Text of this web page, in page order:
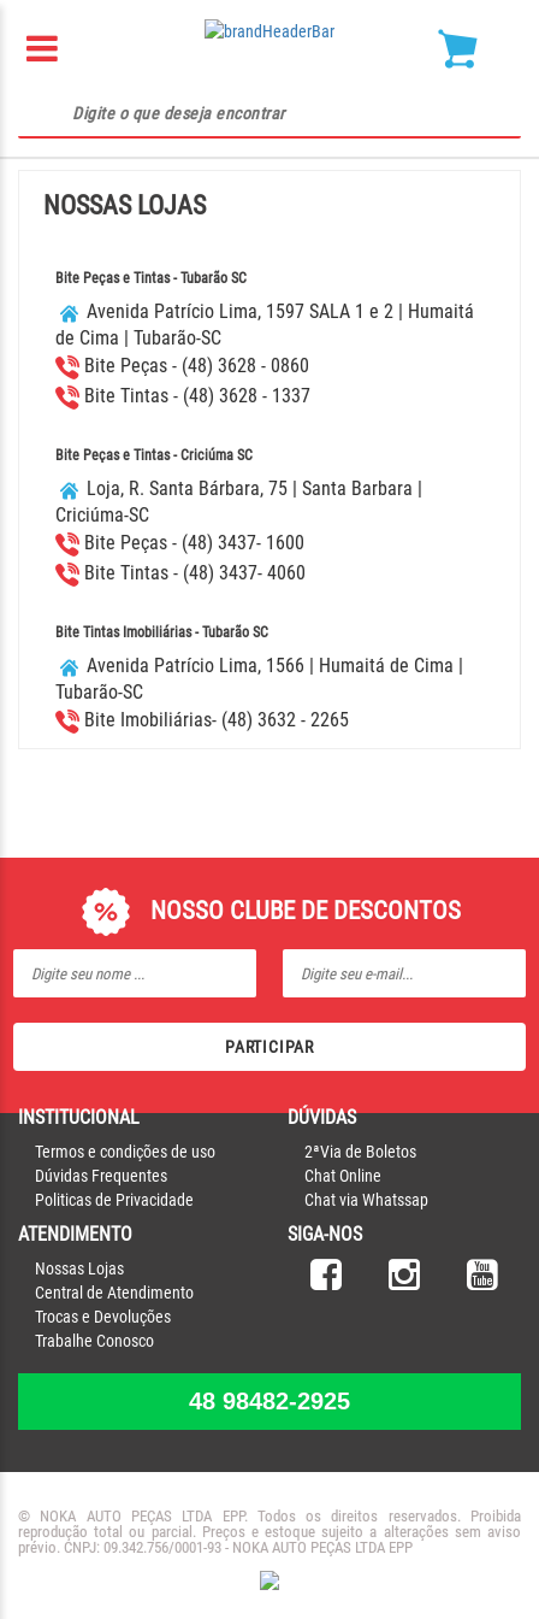
NOSSAS LOJAS
Bite Peças e Tintas - Tubarão SC
Avenida Patrício Lima, 1597 SALA 1 e 2 | Humaitá
de Cima | Tubarão-SC
Bite Peças - (48) 3628 - 0860
Bite Tintas - (48) 3628 - 1337
Bite Peças e Tintas - Criciúma SC
Loja, R. Santa Bárbara, 75 | Santa Barbara |
Criciúma-SC
Bite Peças - (48) 3437- 1600
Bite Tintas - (48) 3437- 4060
Bite Tintas Imobiliárias - Tubarão SC
Avenida Patrício Lima, 1566 | Humaitá de Cima |
Tubarão-SC
Bite Imobiliárias- (48) 3632 - 2265
NOSSO CLUBE DE DESCONTOS
PARTICIPAR
INSTITUCIONAL
Termos e condições de uso
Dúvidas Frequentes
Politicas de Privacidade
DÚVIDAS
2ªVia de Boletos
Chat Online
Chat via Whatssap
ATENDIMENTO
Nossas Lojas
Central de Atendimento
Trocas e Devoluções
Trabalhe Conosco
SIGA-NOS
48 98482-2925
© NOKA AUTO PEÇAS LTDA EPP. Todos os direitos reservados. Proibida
reprodução total ou parcial. Preços e estoque sujeito a alterações sem aviso
prévio. CNPJ: 09.342.756/0001-93 - NOKA AUTO PEÇAS LTDA EPP